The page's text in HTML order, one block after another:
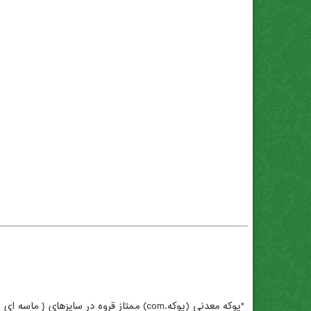
*پوکه معدنی (پوکه.com) ممتاز قروه در سایزهای { ماسه ای , عدسی , نخودی , فندوقی , گردویی , آبنما }